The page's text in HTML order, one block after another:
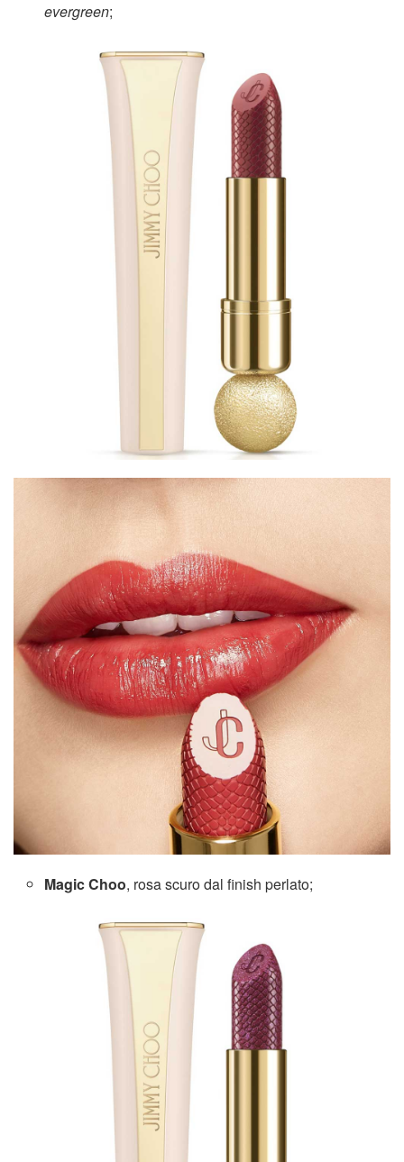
evergreen;
Magic Choo, rosa scuro dal finish perlato;